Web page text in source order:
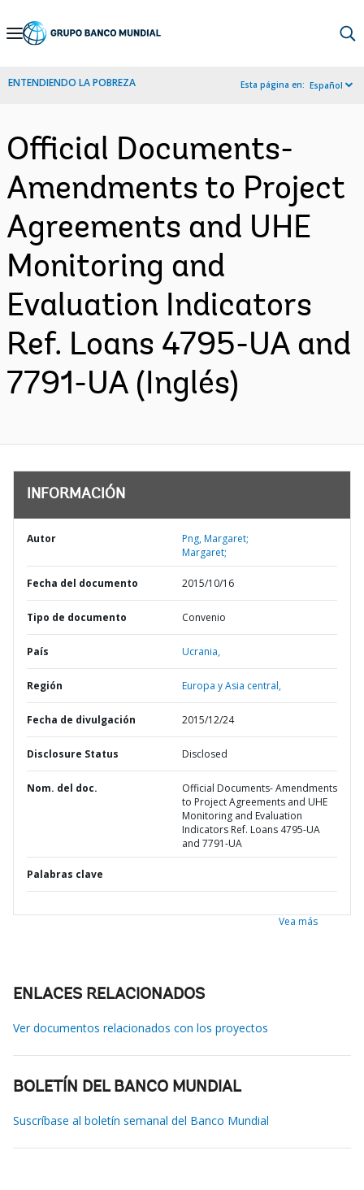
Skip
Navigation
ENTENDIENDO LA POBREZA Esta página en: Español
Official Documents-
Amendments to Project
Agreements and UHE
Monitoring and
Evaluation Indicators
Ref. Loans 4795-UA and
7791-UA (Inglés)
INFORMACIÓN
Autor
Png, Margaret;
Margaret;
Fecha del documento 2015/10/16
Tipo de documento Convenio
País Ucrania,
Región Europa y Asia central,
Fecha de divulgación 2015/12/24
Disclosure Status Disclosed
Nom. del doc.
Official Documents- Amendments
to Project Agreements and UHE
Monitoring and Evaluation
Indicators Ref. Loans 4795-UA
and 7791-UA
Palabras clave
Vea más
ENLACES RELACIONADOS
Ver documentos relacionados con los proyectos
BOLETÍN DEL BANCO MUNDIAL
Suscríbase al boletín semanal del Banco Mundial